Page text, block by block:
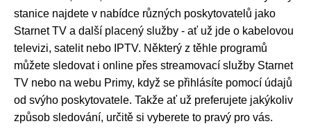
stanice najdete v nabídce různých poskytovatelů jako
Starnet TV a další placený služby - ať už jde o kabelovou
televizi, satelit nebo IPTV. Některý z těhle programů
můžete sledovat i online přes streamovací služby Starnet
TV nebo na webu Primy, když se přihlásíte pomocí údajů
od svýho poskytovatele. Takže ať už preferujete jakýkoliv
způsob sledování, určitě si vyberete to pravý pro vás.